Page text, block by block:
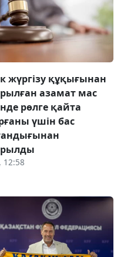
жүргізу құқығынан
азамат мас
рөлге қайта
үшін бас
12:58